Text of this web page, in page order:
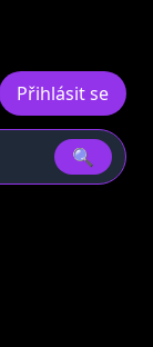
Přihlásit se
🔍